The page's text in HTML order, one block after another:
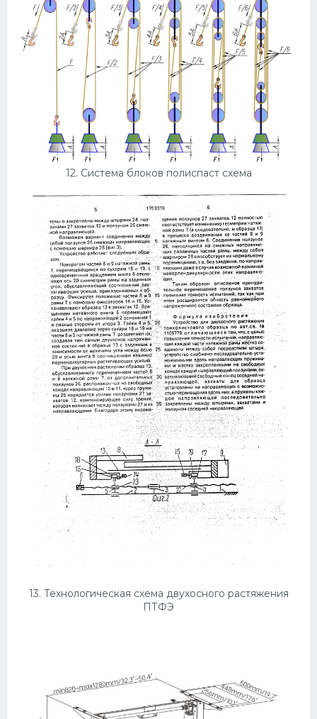
12. Система блоков полиспаст схема
13. Технологическая схема двухосного растяжения
ПТФЭ